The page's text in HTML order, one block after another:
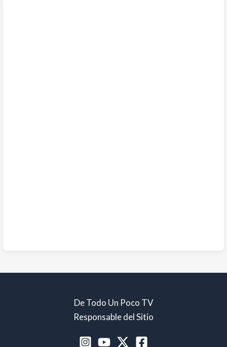
De Todo Un Poco TV
Responsable del Sitio